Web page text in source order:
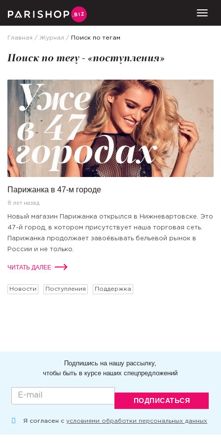
Главная Журнал Поиск по тегам
Поиск по тегу - «поступления»
Парижанка в 47-м городе
8 лет назад
Новый магазин Парижанка открылся в Нижневартовске. Это
47-й город, в котором присутствует наша торговая сеть.
Парижанка продолжает завоёвывать бельевой рынок в
России и не только.
ЧИТАТЬ ДАЛЕЕ
Новости Поступления Поддержка
Подпишись на нашу рассылку,
чтобы быть в курсе наших спецпредложений
ПОДПИСАТЬСЯ
Я согласен сусловиями обработки персональных данных